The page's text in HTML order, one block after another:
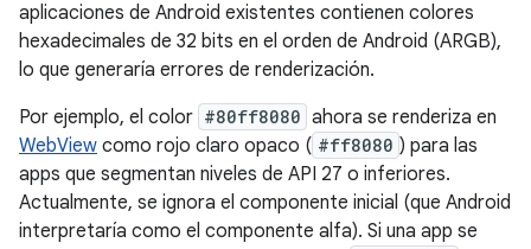
aplicaciones de Android existentes contienen colores
hexadecimales de 32 bits en el orden de Android (ARGB),
lo que generaría errores de renderización.
Por ejemplo, el color #80ff8080 ahora se renderiza en
WebView como rojo claro opaco ( #ff8080 ) para las
apps que segmentan niveles de API 27 o inferiores.
Actualmente, se ignora el componente inicial (que Android
interpretaría como el componente alfa). Si una app se